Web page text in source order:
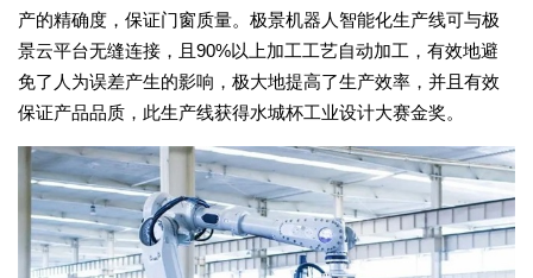
产的精确度，保证门窗质量。极景机器人智能化生产线可与极
景云平台无缝连接，且90%以上加工工艺自动加工，有效地避
免了人为误差产生的影响，极大地提高了生产效率，并且有效
保证产品品质，此生产线获得水城杯工业设计大赛金奖。